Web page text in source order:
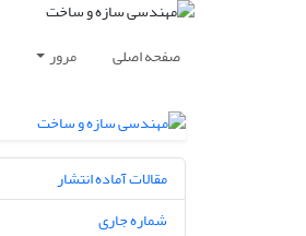
صفحه اصلی مرور
مقالات آماده انتشار
شماره جاری